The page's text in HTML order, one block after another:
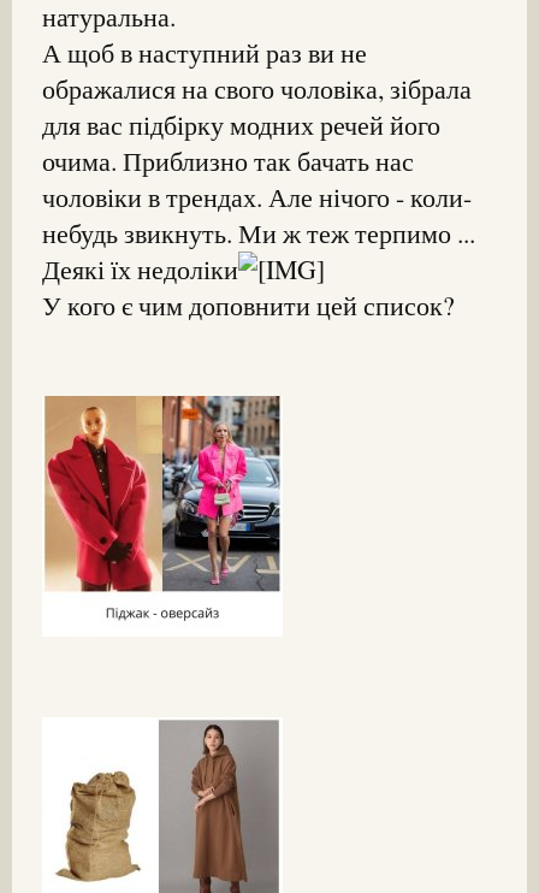
натуральна.
А щоб в наступний раз ви не
ображалися на свого чоловіка, зібрала
для вас підбірку модних речей його
очима. Приблизно так бачать нас
чоловіки в трендах. Але нічого - коли-
небудь звикнуть. Ми ж теж терпимо ...
Деякі їх недоліки
У кого є чим доповнити цей список?